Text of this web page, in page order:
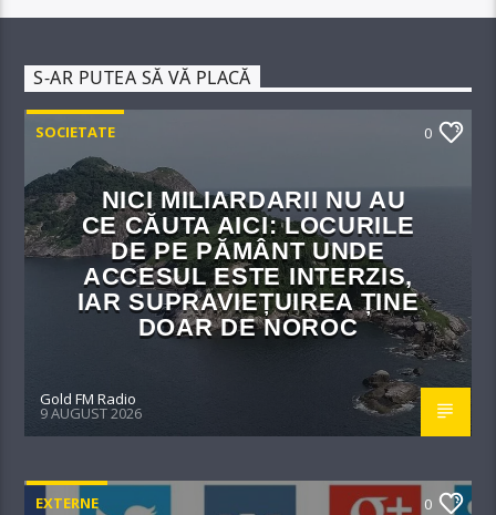
S-AR PUTEA SĂ VĂ PLACĂ
SOCIETATE 0
NICI MILIARDARII NU AU
CE CĂUTA AICI: LOCURILE
DE PE PĂMÂNT UNDE
ACCESUL ESTE INTERZIS,
IAR SUPRAVIEȚUIREA ȚINE
DOAR DE NOROC
Gold FM Radio
9 AUGUST 2026
EXTERNE 0